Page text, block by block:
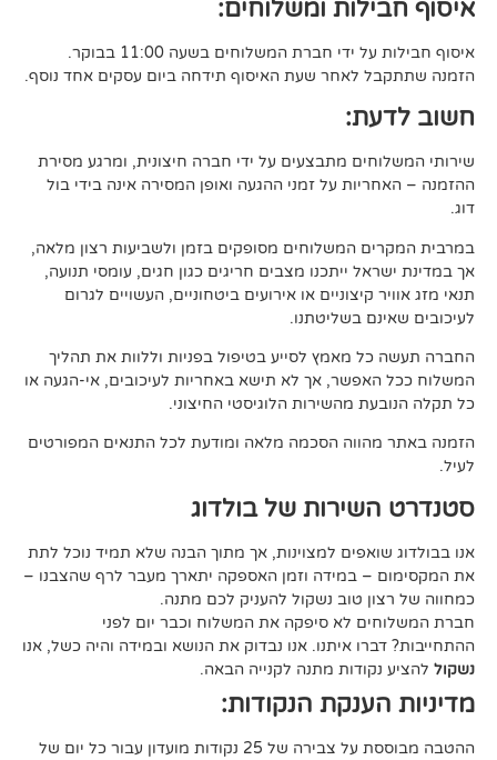
ומשלוחים:
חברת המשלוחים בשעה 11:00 בבוקר.
לאחר שעת האיסוף תידחה ביום עסקים אחד נוסף.
מתבצעים על ידי חברה חיצונית, ומרגע מסירת
על זמני ההגעה ואופן המסירה אינה בידי בול
המשלוחים מסופקים בזמן ולשביעות רצון מלאה,
ייתכנו מצבים חריגים כגון חגים, עומסי תנועה,
או אירועים ביטחוניים, העשויים לגרום
בשליטתנו.
מאמץ לסייע בטיפול בפניות וללוות את תהליך
אך לא תישא באחריות לעיכובים, אי-הגעה או
מהשירות הלוגיסטי החיצוני.
הסכמה מלאה ומודעת לכל התנאים המפורטים
של בולדוג
למצוינות, אך מתוך הבנה שלא תמיד נוכל לתת
במידה וזמן האספקה יתארך מעבר לרף שהצבנו –
טוב נשקול להעניק לכם מתנה.
לא סיפקה את המשלוח וכבר יום לפני
איתנו. אנו נבדוק את הנושא ובמידה והיה כשל, אנו
מתנה לקנייה הבאה.
הנקודות:
ההטבה מבוססת על צבירה של 25 נקודות מועדון עבור כל יום של